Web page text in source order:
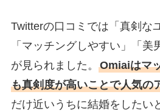
Twitterの口コミでは「真剣な
「マッチングしやすい」「美
が見られました。 Omiaiはマ
も真剣度が高いことで人気の
だけ近いうちに結婚をしたい